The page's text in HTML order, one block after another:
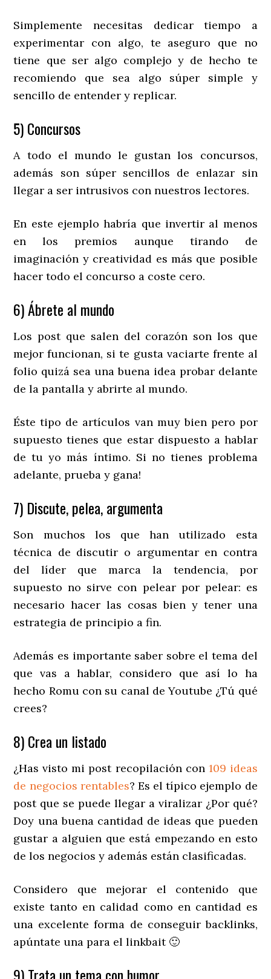
Simplemente necesitas dedicar tiempo a
experimentar con algo, te aseguro que no
tiene que ser algo complejo y de hecho te
recomiendo que sea algo súper simple y
sencillo de entender y replicar.
5) Concursos
A todo el mundo le gustan los concursos,
además son súper sencillos de enlazar sin
llegar a ser intrusivos con nuestros lectores.
En este ejemplo habría que invertir al menos
en los premios aunque tirando de
imaginación y creatividad es más que posible
hacer todo el concurso a coste cero.
6) Ábrete al mundo
Los post que salen del corazón son los que
mejor funcionan, si te gusta vaciarte frente al
folio quizá sea una buena idea probar delante
de la pantalla y abrirte al mundo.
Éste tipo de artículos van muy bien pero por
supuesto tienes que estar dispuesto a hablar
de tu yo más íntimo. Si no tienes problema
adelante, prueba y gana!
7) Discute, pelea, argumenta
Son muchos los que han utilizado esta
técnica de discutir o argumentar en contra
del líder que marca la tendencia, por
supuesto no sirve con pelear por pelear: es
necesario hacer las cosas bien y tener una
estrategia de principio a fin.
Además es importante saber sobre el tema del
que vas a hablar, considero que así lo ha
hecho Romu con su canal de Youtube ¿Tú qué
crees?
8) Crea un listado
¿Has visto mi post recopilación con 109 ideas
de negocios rentables? Es el típico ejemplo de
post que se puede llegar a viralizar ¿Por qué?
Doy una buena cantidad de ideas que pueden
gustar a alguien que está empezando en esto
de los negocios y además están clasificadas.
Considero que mejorar el contenido que
existe tanto en calidad como en cantidad es
una excelente forma de conseguir backlinks,
apúntate una para el linkbait 🙂